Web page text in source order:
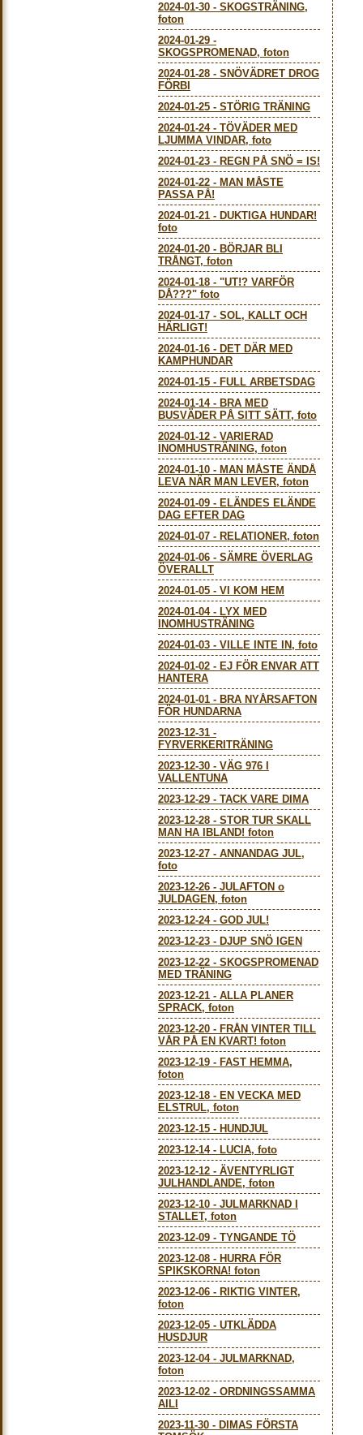
2024-01-30 - SKOGSTRÄNING,
foton
2024-01-29 -
SKOGSPROMENAD, foton
2024-01-28 - SNÖVÄDRET DROG
FÖRBI
2024-01-25 - STÖRIG TRÄNING
2024-01-24- TÖVÄDER MED
LJUMMA VINDAR, foto
2024-01-23 - REGN PÅ SNÖ = IS!
2024-01-22 - MAN MÅSTE
PASSA PÅ!
2024-01-21 - DUKTIGA HUNDAR!
foto
2024-01-20 - BÖRJAR BLI
TRÅNGT, foton
2024-01-18 - "UT!? VARFÖR
DÅ???" foto
2024-01-17 - SOL, KALLT OCH
HÄRLIGT!
2024-01-16 - DET DÄR MED
KAMPHUNDAR
2024-01-15 - FULL ARBETSDAG
2024-01-14- BRA MED
BUSVÄDER PÅ SITT SÄTT, foto
2024-01-12 - VARIERAD
INOMHUSTRÄNING, foton
2024-01-10 - MAN MÅSTE ÄNDÅ
LEVA NÄR MAN LEVER, foton
2024-01-09 - ELÄNDES ELÄNDE
DAG EFTER DAG
2024-01-07 - RELATIONER, foton
2024-01-06 - SÄMRE ÖVERLAG
ÖVERALLT
2024-01-05 - VI KOM HEM
2024-01-04- LYX MED
INOMHUSTRÄNING
2024-01-03 - VILLE INTE IN, foto
2024-01-02 - EJ FÖR ENVAR ATT
HANTERA
2024-01-01 - BRA NYÅRSAFTON
FÖR HUNDARNA
2023-12-31 -
FYRVERKERITRÄNING
2023-12-30 - VÄG 976 I
VALLENTUNA
2023-12-29 - TACK VARE DIMA
2023-12-28 - STOR TUR SKALL
MAN HA IBLAND! foton
2023-12-27 - ANNANDAG JUL,
foto
2023-12-26 - JULAFTON o
JULDAGEN, foton
2023-12-24- GOD JUL!
2023-12-23 - DJUP SNÖ IGEN
2023-12-22 - SKOGSPROMENAD
MED TRÄNING
2023-12-21 - ALLA PLANER
SPRACK, foton
2023-12-20 - FRÅN VINTER TILL
VÅR PÅ EN KVART! foton
2023-12-19 - FAST HEMMA,
foton
2023-12-18 - EN VECKA MED
ELSTRUL, foton
2023-12-15 - HUNDJUL
2023-12-14- LUCIA, foto
2023-12-12 - ÄVENTYRLIGT
JULHANDLANDE, foton
2023-12-10 - JULMARKNAD I
STALLET, foton
2023-12-09 - TYNGANDE TÖ
2023-12-08 - HURRA FÖR
SPIKSKORNA! foton
2023-12-06 - RIKTIG VINTER,
foton
2023-12-05 - UTKLÄDDA
HUSDJUR
2023-12-04- JULMARKNAD,
foton
2023-12-02 - ORDNINGSSAMMA
AILI
2023-11-30 - DIMAS FÖRSTA